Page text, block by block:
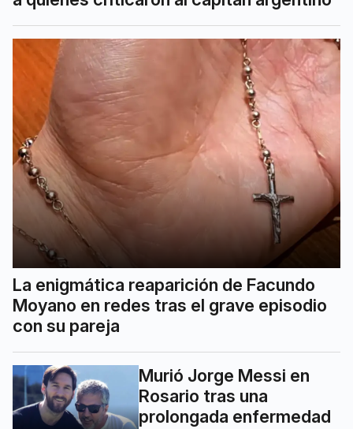
La enigmática reaparición de Facundo
Moyano en redes tras el grave episodio
con su pareja
Murió Jorge Messi en
Rosario tras una
prolongada enfermedad